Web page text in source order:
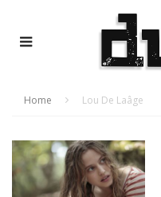
Home Lou De Laâge